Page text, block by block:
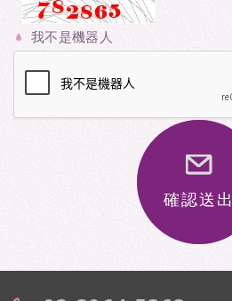
我不是機器人
確認送出